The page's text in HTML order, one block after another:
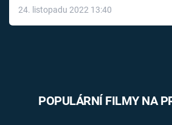
24. listopadu 2022 13:40
POPULÁRNÍ FILMY NA